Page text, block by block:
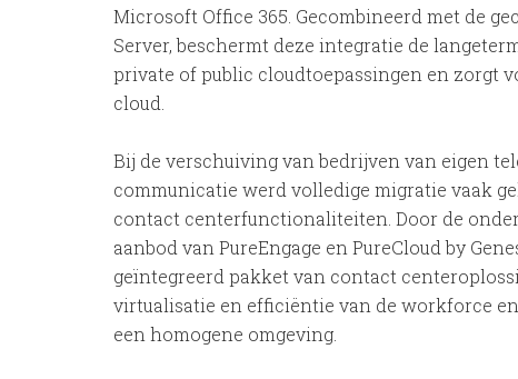
Microsoft Office 365. Gecombineerd met de
Server, beschermt deze integratie de
private of public cloudtoepassingen en zorgt
cloud.
Bij de verschuiving van bedrijven van eigen
communicatie werd volledige migratie vaak
contact centerfunctionaliteiten. Door de
aanbod van PureEngage en PureCloud by
geïntegreerd pakket van contact
virtualisatie en efficiëntie van de workforce
een homogene omgeving.